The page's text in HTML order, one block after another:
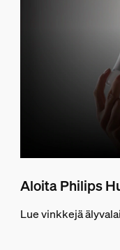
Aloita Philips
Lue vinkkejä